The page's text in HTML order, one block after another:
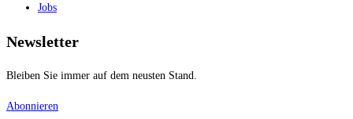
Jobs
Newsletter
Bleiben Sie immer auf dem neusten Stand.
Abonnieren